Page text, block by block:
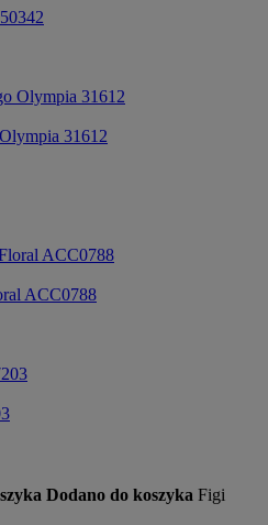
31612
ACC0788
Dodano do koszyka Figi